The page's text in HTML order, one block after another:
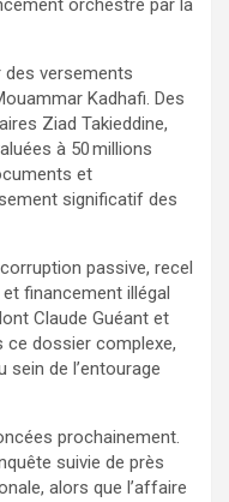
orchestré par la
versements
Kadhafi. Des
Ziad Takieddine,
à 50 millions
et
significatif des
passive, recel
financement illégal
Claude Guéant et
ce dossier complexe,
sein de l’entourage
prochainement.
suivie de près
alors que l’affaire